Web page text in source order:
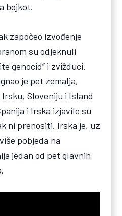
bojkot.
započeo izvođenje
su odjeknuli
genocid“ i zvižduci.
je pet zemalja,
Sloveniju i Island
i Irska izjavile su
ni prenositi. Irska je, uz
pobjeda na
jedan od pet glavnih